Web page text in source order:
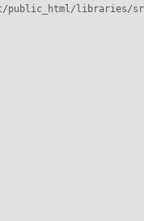
public_html/libraries/